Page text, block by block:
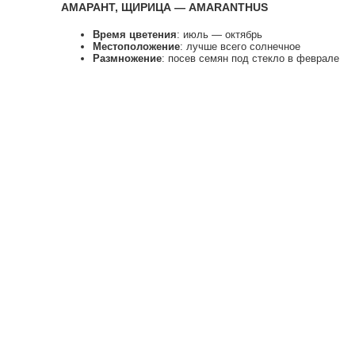
АМАРАНТ, ЩИРИЦА — AMARANTHUS
Время цветения: июль — октябрь
Местоположение: лучше всего солнечное
Размножение: посев семян под стекло в феврале